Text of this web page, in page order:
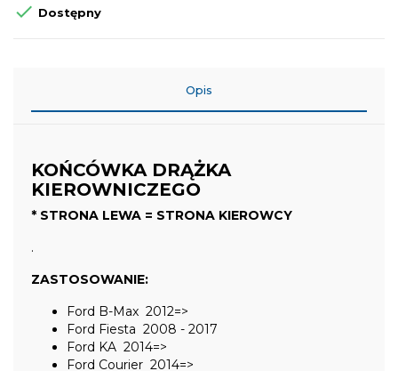
 Dostępny
Opis
KOŃCÓWKA DRĄŻKA
KIEROWNICZEGO
* STRONA LEWA = STRONA KIEROWCY
.
ZASTOSOWANIE:
Ford B-Max 2012=>
Ford Fiesta 2008 - 2017
Ford KA 2014=>
Ford Courier 2014=>